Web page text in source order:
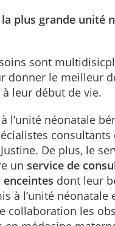
la plus grande unité
sont
donner le meilleur
leur début de vie.
l’unité néonatale
consultants
De plus, le
un service de
dont leur
à l’unité néonatale
collaboration les